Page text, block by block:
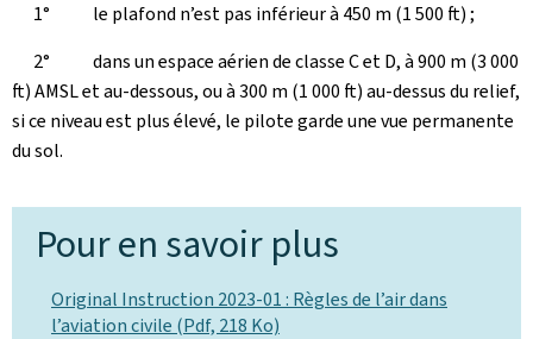
1° le plafond n’est pas inférieur à 450 m (1 500 ft) ;
2° dans un espace aérien de classe C et D, à 900 m (3 000
ft) AMSL et au-dessous, ou à 300 m (1 000 ft) au-dessus du relief,
si ce niveau est plus élevé, le pilote garde une vue permanente
du sol.
Pour en savoir plus
Original Instruction 2023-01 : Règles de l’air dans
l’aviation civile (Pdf, 218 Ko)